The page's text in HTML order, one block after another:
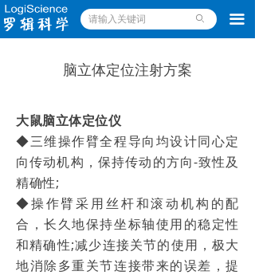
끀
ꄙ
脑立体定位注射方案
大鼠脑立体定位仪
◆三维操作臂全程导向均设计同心定
向传动机构，保持传动的方向-致性及
精确性;
◆操作臂采用丝杆和滚动机构的配
合，长久地保持坐标轴使用的稳定性
和精确性;减少连接关节的使用，极大
地消除多重关节连接带来的误差，提